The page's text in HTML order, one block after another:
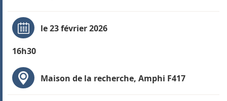
le 23 février 2026
16h30
Maison de la recherche, Amphi F417